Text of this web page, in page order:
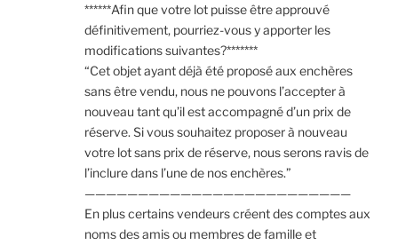
******Afin que votre lot puisse être approuvé
définitivement, pourriez-vous y apporter les
modifications suivantes?*******
“Cet objet ayant déjà été proposé aux enchères
sans être vendu, nous ne pouvons l’accepter à
nouveau tant qu’il est accompagné d’un prix de
réserve. Si vous souhaitez proposer à nouveau
votre lot sans prix de réserve, nous serons ravis de
l’inclure dans l’une de nos enchères.”
—————————————————————————
En plus certains vendeurs créent des comptes aux
noms des amis ou membres de famille et